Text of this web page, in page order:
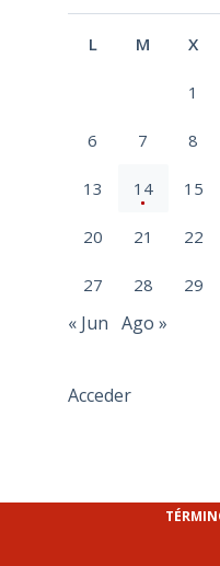
L M X
1
6 7 8
13 14 15
20 21 22
27 28 29
« Jun Ago »
Acceder